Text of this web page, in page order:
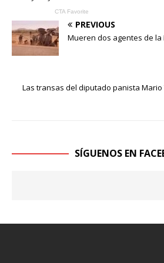
PREVIOUS
Mueren dos agentes de
Las transas del diputado panista Mario
SÍGUENOS EN